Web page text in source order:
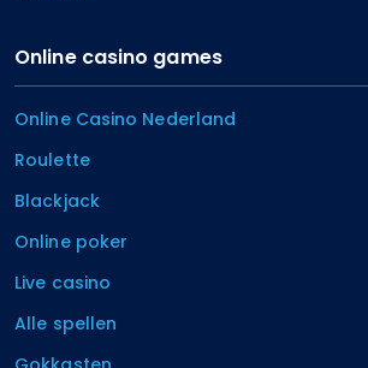
Online casino games
Online Casino Nederland
Roulette
Blackjack
Online poker
Live casino
Alle spellen